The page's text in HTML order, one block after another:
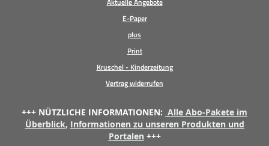
E-Paper
plus
Print
Kruschel - Kinderzeitung
Vertrag widerrufen
+++ NÜTZLICHE INFORMATIONEN: Alle Abo-Pakete im
Überblick, Informationen zu unseren Produkten und
Portalen +++